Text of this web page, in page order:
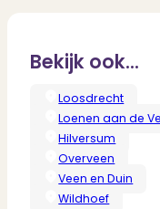
Bekijk ook...
Loosdrecht
Loenen aan de
Hilversum
Overveen
Veen en Duin
Wildhoef